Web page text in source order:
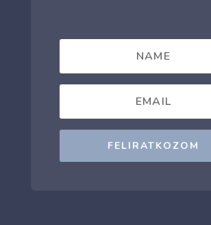
FELIRATKOZOM